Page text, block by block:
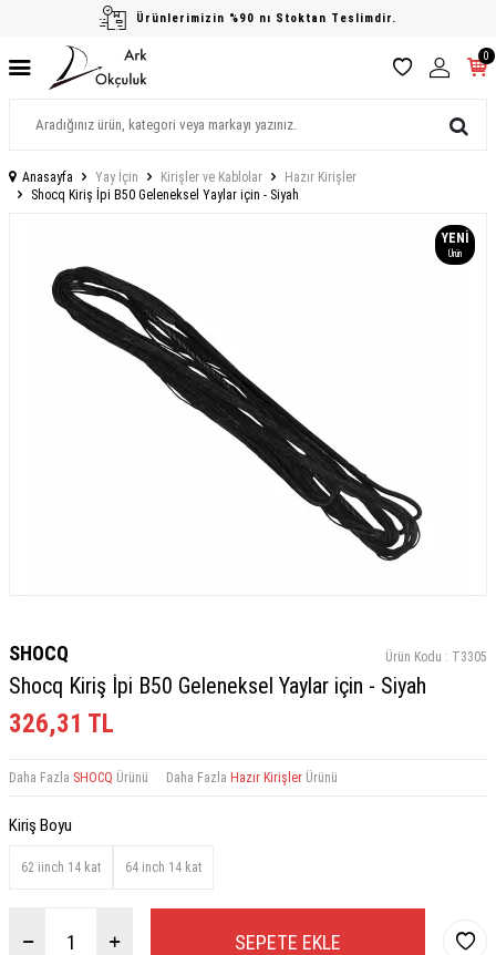
Ürünlerimizin %90 nı Stoktan Teslimdir.
0
Anasayfa Yay İçin Kirişler ve Kablolar
Hazır Kirişler
Shocq Kiriş İpi B50 Geleneksel Yaylar için - Siyah
YENI
Ürün
SHOCQ Ürün Kodu : T3305
Shocq Kiriş İpi B50 Geleneksel Yaylar için - Siyah
326,31 TL
Daha Fazla SHOCQ Ürünü Daha Fazla Hazır Kirişler Ürünü
Kiriş Boyu
62 iinch 14 kat 64 inch 14 kat
SEPETE EKLE